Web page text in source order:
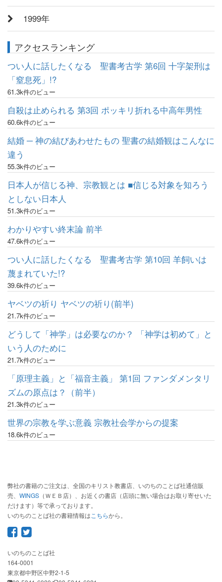
1999年
アクセスランキング
つい人に話したくなる 聖書考古学 第6回 十字架刑は
「窒息死」!?
61.3k件のビュー
自殺は止められる 第3回 ポッキリ折れる中高年男性
60.6k件のビュー
結婚 ─ 神の結びあわせたもの 聖書の結婚観はこんなに
違う
55.3k件のビュー
日本人が信じる神、宗教観とは ■信じる対象を知ろう
としない日本人
51.3k件のビュー
わかりやすい終末論 前半
47.6k件のビュー
つい人に話したくなる 聖書考古学 第10回 羊飼いは
蔑まれていた!?
39.6k件のビュー
ヤベツの祈り ヤベツの祈り(前半)
21.7k件のビュー
どうして「神学」は必要なのか？ 「神学は初めて」と
いう人のために
21.7k件のビュー
「原理主義」と「福音主義」 第1回 ファンダメンタリ
ズムの原点は？（前半）
21.3k件のビュー
世界の宗教を学ぶ意義 宗教社会学からの提案
18.6k件のビュー
弊社の書籍のご注文は、全国のキリスト教書店、いのちのことば社通信販
売、 WINGS （ＷＥＢ店）、お近くの書店（店頭に無い場合はお取り寄せいた
だけます）等で承っております。
いのちのことば社の書籍情報は こちらから。
いのちのことば社
164-0001
東京都中野区中野2-1-5